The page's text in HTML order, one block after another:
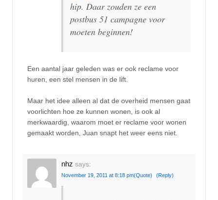
hip. Daar zouden ze een
postbus 51 campagne voor
moeten beginnen!
Een aantal jaar geleden was er ook reclame voor
huren, een stel mensen in de lift.
Maar het idee alleen al dat de overheid mensen gaat
voorlichten hoe ze kunnen wonen, is ook al
merkwaardig, waarom moet er reclame voor wonen
gemaakt worden, Juan snapt het weer eens niet.
nhz says:
November 19, 2011 at 8:18 pm(Quote) (Reply)